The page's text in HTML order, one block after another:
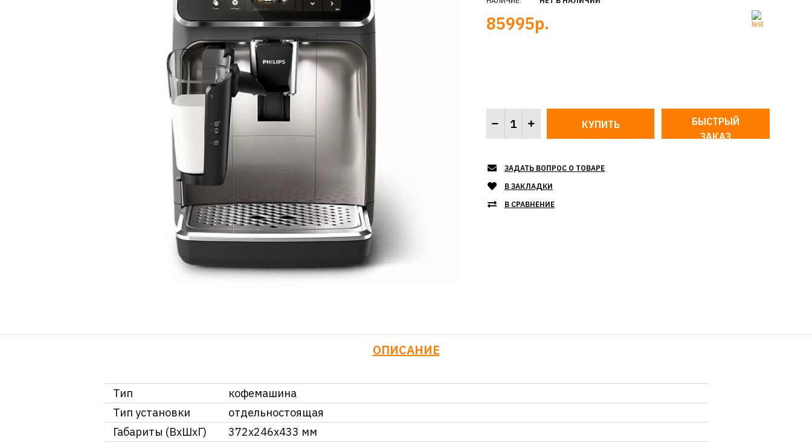
85995р.
БЫСТРЫЙ
ЗАКАЗ
ЗАДАТЬ ВОПРОС О ТОВАРЕ
В ЗАКЛАДКИ
В СРАВНЕНИЕ
ОПИСАНИЕ
Тип
кофемашина
Тип установки
отдельностоящая
Габариты (ВхШхГ)
372x246x433 мм